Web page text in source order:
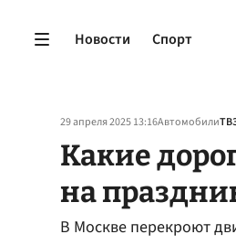
Новости Спорт
29 апреля 2025 13:16Автомобили
Какие
на
В Москве перекроют